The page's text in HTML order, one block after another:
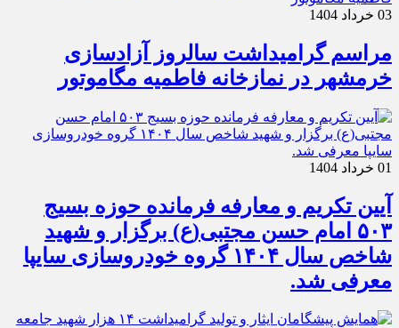
03 خرداد 1404
مراسم گرامیداشت سالروز آزادسازی
خرمشهر در نمازخانه فاطمیه مگاموتور
01 خرداد 1404
آیین تکریم و معارفه فرمانده حوزه بسیج
۵۰۳ امام حسن مجتبی(ع) برگزار و شهید
شاخص سال ۱۴۰۴ گروه خودروسازی سایپا
معرفی شد.